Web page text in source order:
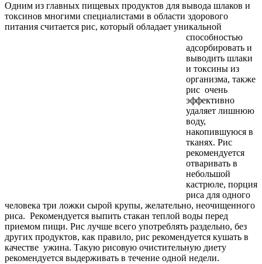
Одним из главных пищевых продуктов для вывода шлаков и
токсинов многими специалистами в области здорового
питания считается рис, который обладает уникальной
способностью
адсорбировать и
выводить шлаки
и токсины из
организма, также
рис очень
эффективно
удаляет лишнюю
воду,
накопившуюся в
тканях. Рис
рекомендуется
отваривать в
небольшой
кастрюле, порция
риса для одного
человека три ложки сырой крупы, желательно, неочищенного
риса. Рекомендуется выпить стакан теплой воды перед
приемом пищи. Рис лучше всего употреблять раздельно, без
других продуктов, как правило, рис рекомендуется кушать в
качестве ужина. Такую рисовую очистительную диету
рекомендуется выдерживать в течение одной недели.